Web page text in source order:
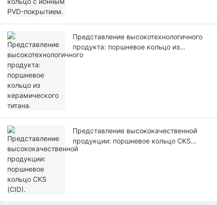
Представление высокотехнологичного
продукта: поршневое кольцо из
керамического титана.
Представление высококачественной
продукции: поршневое кольцо CKS
(CID).